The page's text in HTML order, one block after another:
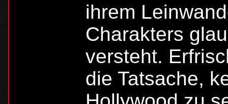
ihrem
Charakters
versteht.
die Tatsache,